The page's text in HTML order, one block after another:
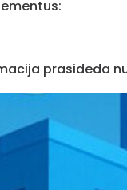
prasideda